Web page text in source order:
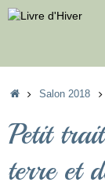
Passer
au
Accueil
Salon 2018
Petit
terre et